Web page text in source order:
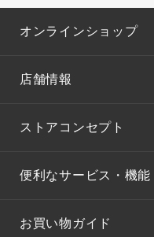
オンラインショップ
店舗情報
ストアコンセプト
便利なサービス・機能
お買い物ガイド